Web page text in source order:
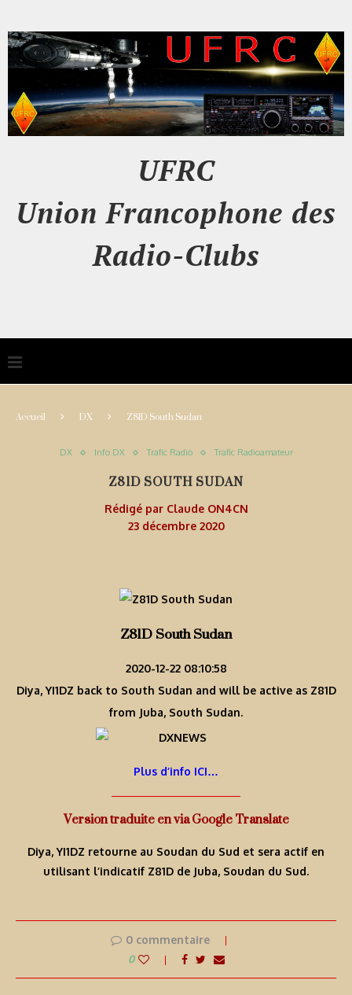
UFRC
Union Francophone des
Radio-Clubs
Accueil DX Z81D South Sudan
DX Info DX Trafic Radio Trafic Radioamateur
Z81D SOUTH SUDAN
Rédigé par Claude ON4CN
23 décembre 2020
Z81D South Sudan
2020-12-22 08:10:58
Diya, YI1DZ back to South Sudan and will be active as Z81D
from Juba, South Sudan.
Plus d’info ICI…
Version traduite en via Google Translate
Diya, YI1DZ retourne au Soudan du Sud et sera actif en
utilisant l’indicatif Z81D de Juba, Soudan du Sud.
0 commentaire
0